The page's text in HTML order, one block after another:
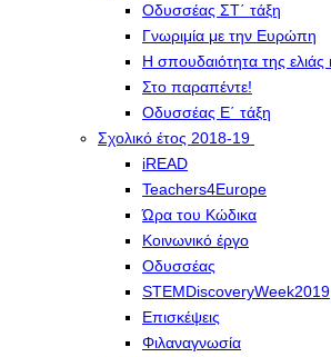
Οδυσσέας ΣΤ΄ τάξη
Γνωριμία με την Ευρώπη
Η σπουδαιότητα της
Στο παραπέντε!
Οδυσσέας Ε΄ τάξη
Σχολικό έτος 2018-19
iREAD
Teachers4Europe
Ώρα του Κώδικα
Κοινωνικό έργο
Οδυσσέας
STEMDiscoveryWeek2019
Επισκέψεις
Φιλαναγνωσία